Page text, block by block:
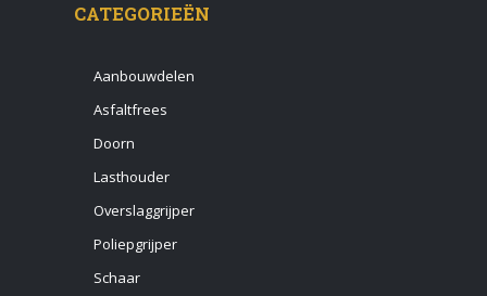
CATEGORIEËN
Aanbouwdelen
Asfaltfrees
Doorn
Lasthouder
Overslaggrijper
Poliepgrijper
Schaar